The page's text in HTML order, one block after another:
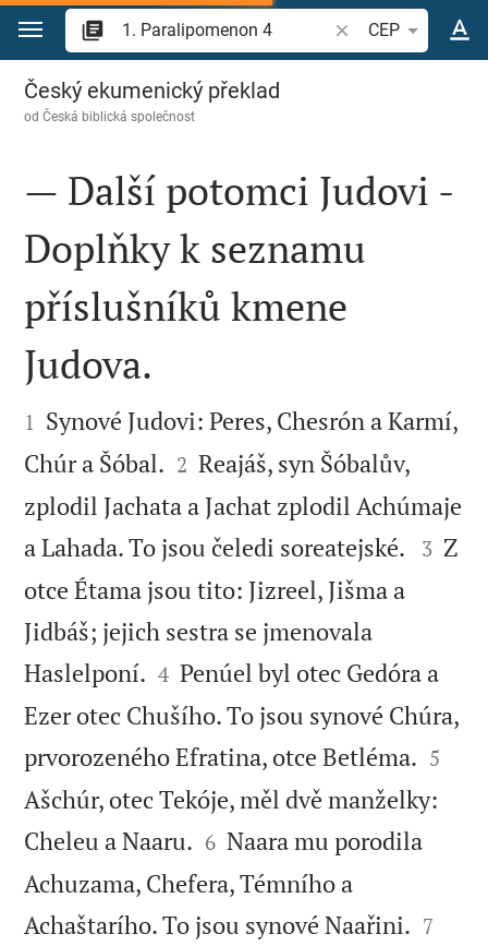
Přejít na obsah
Vyhledat biblický
CEP
1. Paralipomenon 4
Český ekumenický překlad
odČeská biblická společnost

— Další potomci Judovi -
Doplňky k seznamu
příslušníků kmene
Judova.

1 Synové Judovi: Peres, Chesrón a Karmí,
Chúr a Šóbal. 

2 Reajáš, syn Šóbalův,
zplodil Jachata a Jachat zplodil Achúmaje
a Lahada. To jsou čeledi soreatejské. 

3 Z
otce Étama jsou tito: Jizreel, Jišma a
Jidbáš; jejich sestra se jmenovala
Haslelponí. 

4 Penúel byl otec Gedóra a
Ezer otec Chušího. To jsou synové Chúra,
prvorozeného Efratina, otce Betléma. 

5
Ašchúr, otec Tekóje, měl dvě manželky:
Cheleu a Naaru. 

6 Naara mu porodila
Achuzama, Chefera, Témního a
Achaštarího. To jsou synové Naařini. 

7